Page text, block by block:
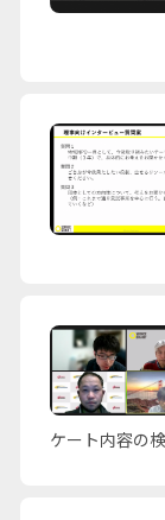
ケート内容の